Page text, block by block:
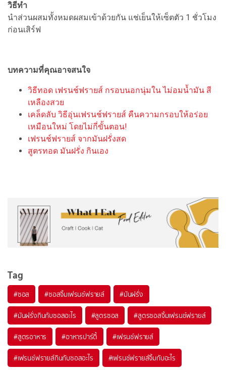
วิธีทำ
นำส่วนผสมทั้งหมดผสมเข้าด้วยกัน แช่เย็นให้เซ็ตตัว 1 ชั่วโมง
ก่อนเสิร์ฟ
บทความที่คุณอาจสนใจ
วิธีทอด เฟรนช์ฟรายส์ กรอบนอกนุ่มใน ไม่อมน้ำมัน สี
เหลืองสวย
เคล็ดลับ วิธีอุ่นเฟรนช์ฟรายส์ คืนความกรอบให้อร่อย
เหมือนใหม่ โดยไม่กี่ขั้นตอน!
เฟรนช์ฟรายส์ จากมันฝรั่งสด
สูตรทอด มันฝรั่ง กินเอง
Tag
#ซอส #ซอสจิ้มเฟรนช์ฟรายส์ #มันฝรั่ง
#มันฝรั่งกินกับซอสอะไร #สูตรซอส #สูตรซอสจิ้มเฟรนช์ฟรายส์
#สูตรอาหาร #อาหารปาร์ตี้ #เฟรนช์ฟรายส์
#เฟรนช์ฟรายส์กินกับซอสอะไร #เฟรนช์ฟรายส์จิ้มกับอะไร